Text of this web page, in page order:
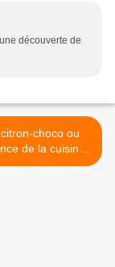
découverte de
choco ou
de la cuisine
crue >